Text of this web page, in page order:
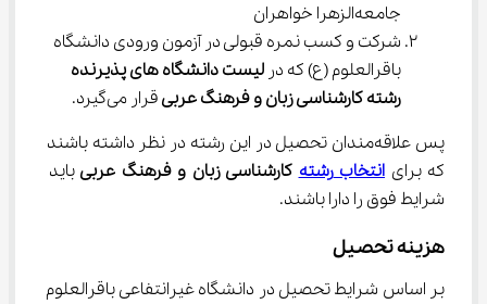
جامعه‌الزهرا خواهران
شرکت و کسب نمره قبولی در آزمون ورودی دانشگاه
باقرالعلوم (ع) که در لیست دانشگاه های پذیرنده
رشته کارشناسی زبان و فرهنگ عربی قرار می‌گیرد.
پس علاقه‌مندان تحصیل در این رشته در نظر داشته باشند
که برای انتخاب رشته کارشناسی زبان و فرهنگ عربی باید
شرایط فوق را دارا باشند.
هزینه تحصیل
بر اساس شرایط تحصیل در دانشگاه غیرانتفاعی باقرالعلوم